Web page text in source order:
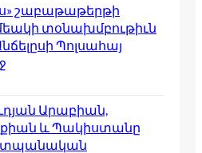
շաբաթաթերթի
տօնախմբութիւն
Պոլսահայ
Արաբիան,
և Պակիստանը